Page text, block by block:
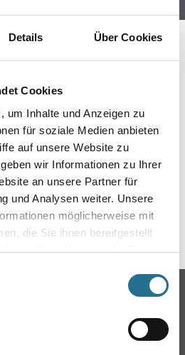
Details Über Cookies
Cookies
um Inhalte und Anzeigen zu
für soziale Medien anbieten
auf unsere Website zu
wir Informationen zu Ihrer
an unsere Partner für
und Analysen weiter. Unsere
möglicherweise mit
die Sie ihnen bereitgestellt
Ihrer Nutzung der Dienste
schon an der Lösung und
schnell wie möglich beheben.
unseren Online-Shop
Sie sich inspirieren.
ONLINE-SHOP